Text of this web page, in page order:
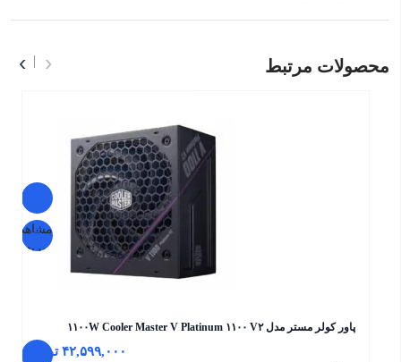
محصولات مرتبط
مشاهده
سریع
پاور کولر مستر مدل ۱۱۰۰W Cooler Master V Platinum ۱۱۰۰ V۲
۴۲,۵۹۹,۰۰۰ تومان
‹
›